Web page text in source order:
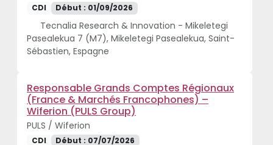
CDI Début : 01/09/2026
Tecnalia Research & Innovation - Mikeletegi
Pasealekua 7 (M7), Mikeletegi Pasealekua, Saint-
Sébastien, Espagne
Responsable Grands Comptes Régionaux
(France & Marchés Francophones) –
Wiferion (PULS Group)
PULS / Wiferion
CDI Début : 07/07/2026